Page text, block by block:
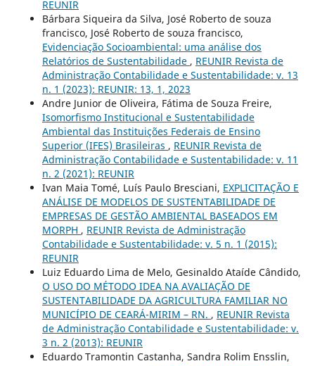
REUNIR
Bárbara Siqueira da Silva, José Roberto de souza
francisco, José Roberto de souza francisco,
Evidenciação Socioambiental: uma análise dos
Relatórios de Sustentabilidade , REUNIR Revista de
Administração Contabilidade e Sustentabilidade: v. 13
n. 1 (2023): REUNIR: 13, 1, 2023
Andre Junior de Oliveira, Fátima de Souza Freire,
Isomorfismo Institucional e Sustentabilidade
Ambiental das Instituições Federais de Ensino
Superior (IFES) Brasileiras , REUNIR Revista de
Administração Contabilidade e Sustentabilidade: v. 11
n. 2 (2021): REUNIR
Ivan Maia Tomé, Luís Paulo Bresciani, EXPLICITAÇÃO E
ANÁLISE DE MODELOS DE SUSTENTABILIDADE DE
EMPRESAS DE GESTÃO AMBIENTAL BASEADOS EM
MORPH , REUNIR Revista de Administração
Contabilidade e Sustentabilidade: v. 5 n. 1 (2015):
REUNIR
Luiz Eduardo Lima de Melo, Gesinaldo Ataíde Cândido,
O USO DO MÉTODO IDEA NA AVALIAÇÃO DE
SUSTENTABILIDADE DA AGRICULTURA FAMILIAR NO
MUNICÍPIO DE CEARÁ-MIRIM – RN. , REUNIR Revista
de Administração Contabilidade e Sustentabilidade: v.
3 n. 2 (2013): REUNIR
Eduardo Tramontin Castanha, Sandra Rolim Ensslin,